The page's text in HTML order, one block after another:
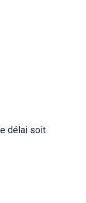
délai soit